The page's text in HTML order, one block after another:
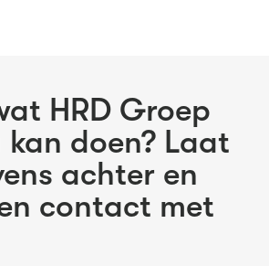
HRD Groep
doen? Laat
achter en
contact met